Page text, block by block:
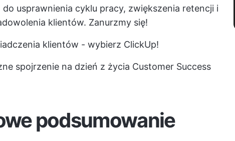
usprawnienia cyklu pracy, zwiększenia retencji i
klientów. Zanurzmy się!
klientów - wybierz ClickUp!
spojrzenie na dzień z życia Customer Success
podsumowanie